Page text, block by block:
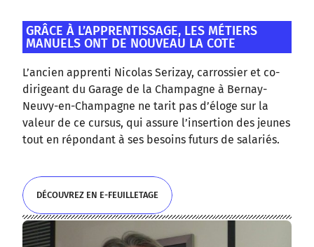
GRÂCE À L’APPRENTISSAGE, LES MÉTIERS
MANUELS ONT DE NOUVEAU LA COTE
L’ancien apprenti Nicolas Serizay, carrossier et co-
dirigeant du Garage de la Champagne à Bernay-
Neuvy-en-Champagne ne tarit pas d’éloge sur la
valeur de ce cursus, qui assure l’insertion des jeunes
tout en répondant à ses besoins futurs de salariés.
DÉCOUVREZ EN E-FEUILLETAGE
DÉCOUVREZ EN E-FEUILLETAGE